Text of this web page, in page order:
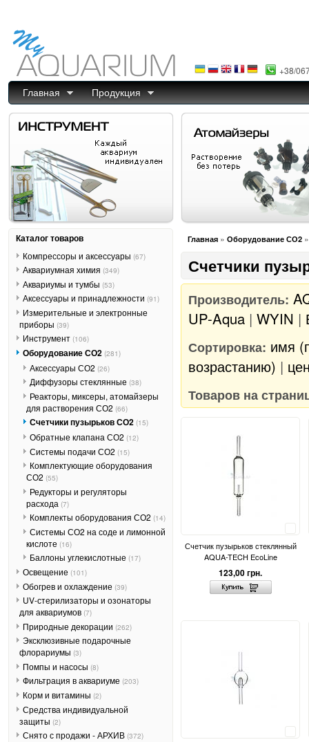
+38/
Главная Продукция
Главная » Оборудование СО2
Счетчики
Производитель:
UP-Aqua | WYIN |
Сортировка: имя
возрастанию) |
Товаров на
Счетчик пузырьков стеклянный
AQUA-TECH EcoLine
123,00 грн.
Каталог товаров
Компрессоры и аксессуары (67)
Аквариумная химия (349)
Аквариумы и тумбы (53)
Аксессуары и принадлежности (91)
Измерительные и электронные
приборы (39)
Инструмент (106)
Оборудование СО2 (281)
Аксессуары СО2 (26)
Диффузоры стеклянные (38)
Реакторы, миксеры, атомайзеры
для растворения СО2 (66)
Счетчики пузырьков СО2 (15)
Обратные клапана СО2 (12)
Системы подачи СО2 (15)
Комплектующие оборудования
СО2 (55)
Редукторы и регуляторы
расхода (7)
Комплекты оборудования СО2 (14)
Системы СО2 на соде и лимонной
кислоте (16)
Баллоны углекислотные (17)
Освещение (101)
Обогрев и охлаждение (39)
UV-стерилизаторы и озонаторы
для аквариумов (7)
Природные декорации (262)
Эксклюзивные подарочные
флорариумы (3)
Помпы и насосы (8)
Фильтрация в аквариуме (203)
Корм и витамины (2)
Средства индивидуальной
защиты (2)
Снято с продажи - АРХИВ (372)